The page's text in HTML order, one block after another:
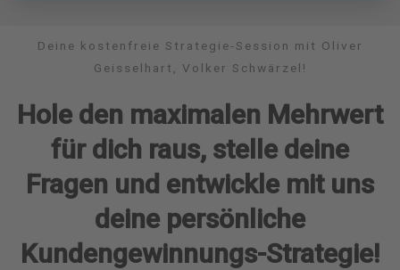
Deine kostenfreie Strategie-Session mit Oliver
Geisselhart, Volker Schwärzel!
Hole den maximalen Mehrwert
für dich raus, stelle deine
Fragen und entwickle mit uns
deine persönliche
Kundengewinnungs-Strategie!